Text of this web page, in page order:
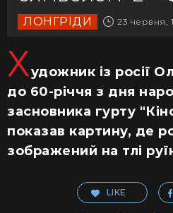
ЛОНГРІДИ 23 червня,
Художник із росії
до 60-річчя з дня
засновника гурту
показав картину, де
зображений на тлі
LIKE